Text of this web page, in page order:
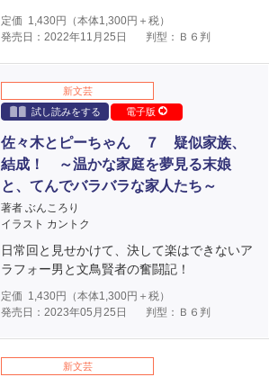
定価 1,430円（本体1,300円＋税）
発売日：2022年11月25日
判型：Ｂ６判
新文芸
試し読みをする
電子版
佐々木とピーちゃん ７ 疑似家族、
結成！ ～温かな家庭を夢見る末娘
と、てんでバラバラな家人たち～
著者 ぶんころり
イラスト カントク
日常回と見せかけて、決して楽はできないア
ラフォー男と文鳥賢者の奮闘記！
定価 1,430円（本体1,300円＋税）
発売日：2023年05月25日
判型：Ｂ６判
新文芸